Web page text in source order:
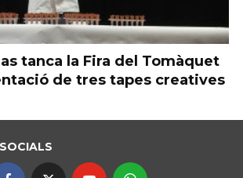
tanca la Fira del Tomàquet
de tres tapes creatives